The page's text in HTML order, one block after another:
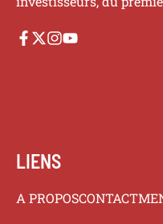
LIENS
A PROPOSCONTACT